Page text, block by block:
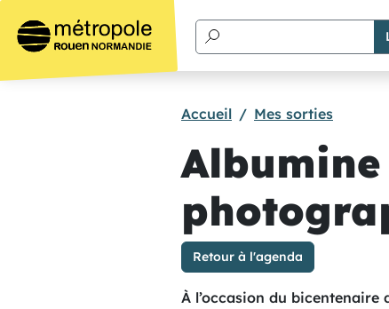
Aller au contenu principal
Accueil Mes sorties
Retour à l'agenda
À l’occasion du